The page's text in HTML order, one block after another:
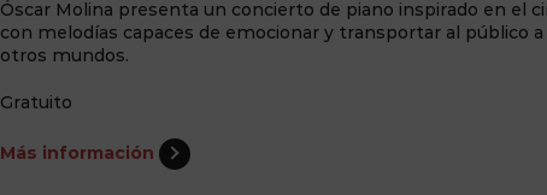
Óscar Molina presenta un concierto de piano inspirado en el
con melodías capaces de emocionar y transportar al público a
otros mundos.
Gratuito
Más información